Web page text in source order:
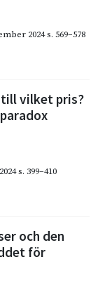
2024s. 569–578
vilket pris?
s. 399–410
och den
för